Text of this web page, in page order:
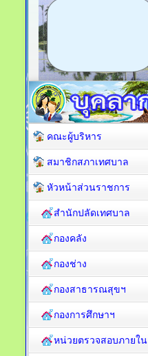
คณะผู้บริหาร
สมาชิกสภาเทศบาล
หัวหน้าส่วนราชการ
สำนักปลัดเทศบาล
กองคลัง
กองช่าง
กองสาธารณสุขฯ
กองการศึกษาฯ
หน่วยตรวจสอบภายใน